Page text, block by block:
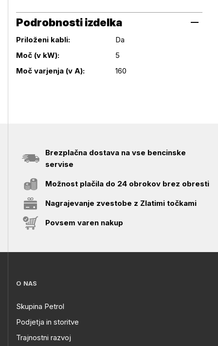
Podrobnosti izdelka
Podrobnosti izdelka
Priloženi kabli:
Da
Moč (v kW):
5
Moč varjenja (v A):
160
Brezplačna dostava na vse bencinske
servise
Možnost plačila do 24 obrokov brez obresti
Nagrajevanje zvestobe z Zlatimi točkami
Povsem varen nakup
O NAS
Skupina Petrol
Podjetja in storitve
Trajnostni razvoj